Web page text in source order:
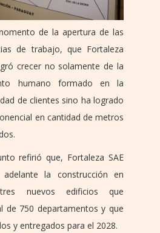
de la apertura de las
de trabajo, que Fortaleza
crecer no solamente de la
humano formado en la
de clientes sino ha logrado
en cantidad de metros
refirió que, Fortaleza SAE
adelante la construcción en
nuevos edificios que
de 750 departamentos y que
y entregados para el 2028.